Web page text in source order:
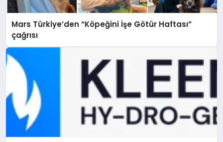
Mars Türkiye’den “Köpeğini İşe Götür Haftası”
çağrısı